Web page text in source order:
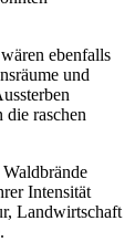
wären ebenfalls
und
die raschen
Waldbrände
Intensität
, Landwirtschaft